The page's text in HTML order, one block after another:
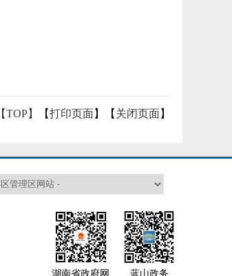
【TOP】 【打印页面】【 关闭页面】
湖南省政府网
蓝山政务